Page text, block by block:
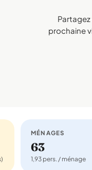
prochaine
MÉNAGES
63
1,93 pers. / ménage